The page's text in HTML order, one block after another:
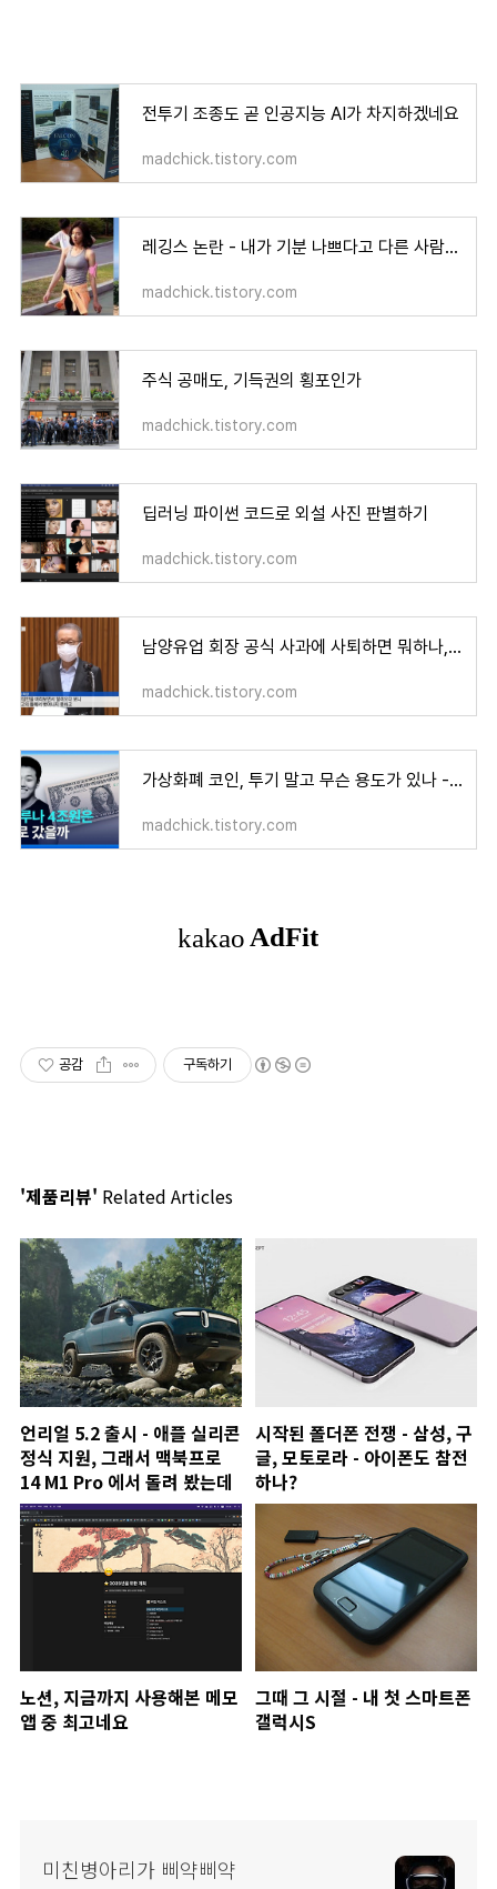
전투기 조종도 곧 인공지능 AI가 차지하겠네요
madchick.tistory.com
레깅스 논란 - 내가 기분 나쁘다고 다른 사람에게 강요할 수 있나?
madchick.tistory.com
주식 공매도, 기득권의 횡포인가
madchick.tistory.com
딥러닝 파이썬 코드로 외설 사진 판별하기
madchick.tistory.com
남양유업 회장 공식 사과에 사퇴하면 뭐하나, 책임은 안지는데
madchick.tistory.com
가상화폐 코인, 투기 말고 무슨 용도가 있나 - 불법은 아닌 도박장
madchick.tistory.com
공감 구독하기
'제품리뷰' Related Articles
언리얼 5.2 출시 - 애플 실리콘
정식 지원, 그래서 맥북프로
14 M1 Pro 에서 돌려 봤는데
시작된 폴더폰 전쟁 - 삼성, 구
글, 모토로라 - 아이폰도 참전
하나?
노션, 지금까지 사용해본 메모
앱 중 최고네요
그때 그 시절 - 내 첫 스마트폰
갤럭시S
미친병아리가 삐약삐약